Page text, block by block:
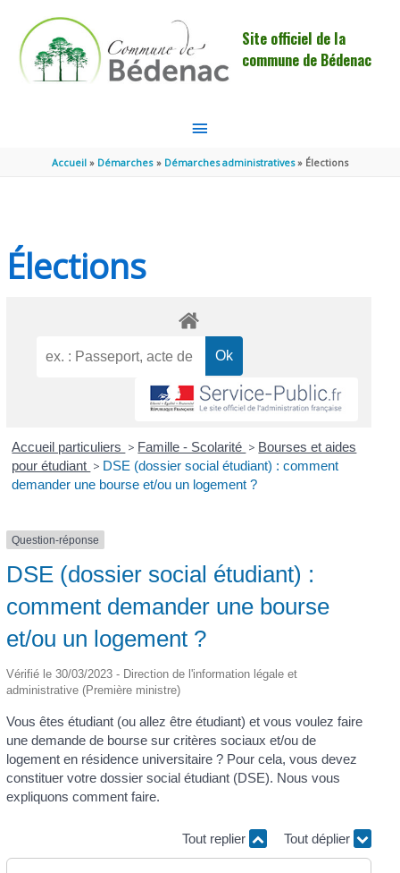
Site officiel de la
commune de Bédenac
MENU
PRINCIPAL
Accueil Démarches Démarches administratives Élections
Élections
Accueil particuliers > Famille - Scolarité > Bourses et aides
pour étudiant > DSE (dossier social étudiant) : comment
demander une bourse et/ou un logement ?
Question-réponse
DSE (dossier social étudiant) :
comment demander une bourse
et/ou un logement ?
Vérifié le 30/03/2023 - Direction de l'information légale et
administrative (Première ministre)
Vous êtes étudiant (ou allez être étudiant) et vous voulez faire
une demande de bourse sur critères sociaux et/ou de
logement en résidence universitaire ? Pour cela, vous devez
constituer votre dossier social étudiant (DSE). Nous vous
expliquons comment faire.
Tout replier Tout déplier